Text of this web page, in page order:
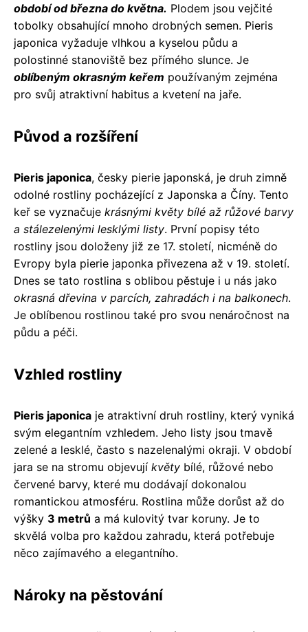
období od března do května. Plodem jsou vejčité
tobolky obsahující mnoho drobných semen. Pieris
japonica vyžaduje vlhkou a kyselou půdu a
polostinné stanoviště bez přímého slunce. Je
oblíbeným okrasným keřem používaným zejména
pro svůj atraktivní habitus a kvetení na jaře.
Původ a rozšíření
Pieris japonica, česky pierie japonská, je druh zimně
odolné rostliny pocházející z Japonska a Číny. Tento
keř se vyznačuje krásnými květy bílé až růžové barvy
a stálezelenými lesklými listy. První popisy této
rostliny jsou doloženy již ze 17. století, nicméně do
Evropy byla pierie japonka přivezena až v 19. století.
Dnes se tato rostlina s oblibou pěstuje i u nás jako
okrasná dřevina v parcích, zahradách i na balkonech.
Je oblíbenou rostlinou také pro svou nenáročnost na
půdu a péči.
Vzhled rostliny
Pieris japonica je atraktivní druh rostliny, který vyniká
svým elegantním vzhledem. Jeho listy jsou tmavě
zelené a lesklé, často s nazelenalými okraji. V období
jara se na stromu objevují květy bílé, růžové nebo
červené barvy, které mu dodávají dokonalou
romantickou atmosféru. Rostlina může dorůst až do
výšky 3 metrů a má kulovitý tvar koruny. Je to
skvělá volba pro každou zahradu, která potřebuje
něco zajímavého a elegantního.
Nároky na pěstování